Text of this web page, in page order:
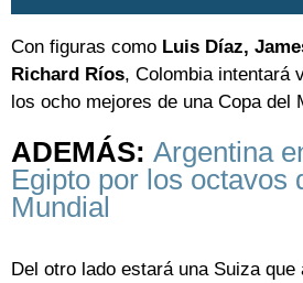
Con figuras como Luis Díaz,
Richard Ríos, Colombia intentará
los ocho mejores de una Copa del
ADEMÁS: Argentina
Egipto por los octavos
Mundial
Del otro lado estará una Suiza